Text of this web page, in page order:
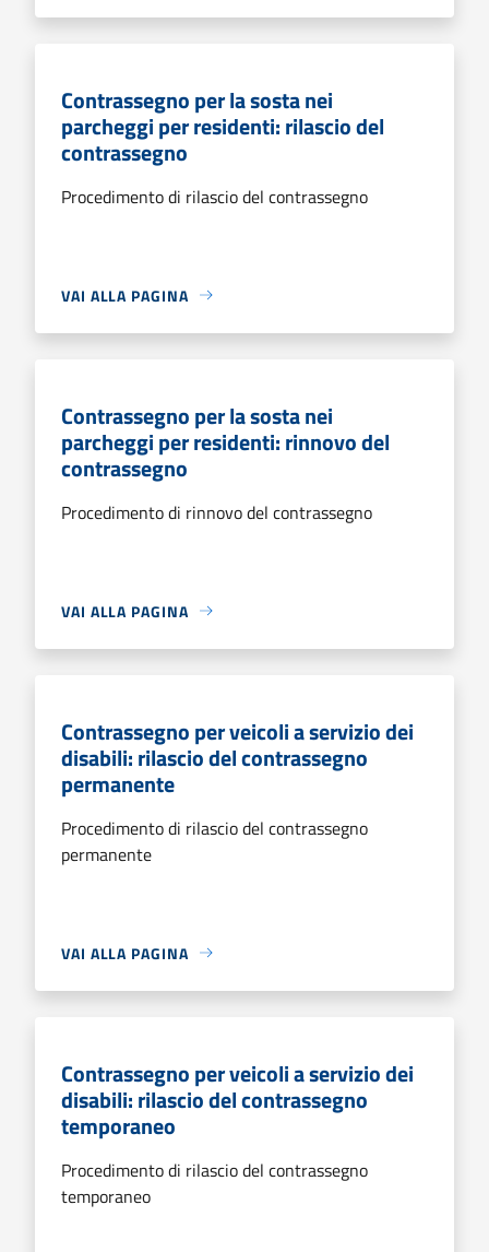
Contrassegno per la sosta nei
parcheggi per residenti: rilascio del
contrassegno
Procedimento di rilascio del contrassegno
VAI ALLA PAGINA
Contrassegno per la sosta nei
parcheggi per residenti: rinnovo del
contrassegno
Procedimento di rinnovo del contrassegno
VAI ALLA PAGINA
Contrassegno per veicoli a servizio dei
disabili: rilascio del contrassegno
permanente
Procedimento di rilascio del contrassegno
permanente
VAI ALLA PAGINA
Contrassegno per veicoli a servizio dei
disabili: rilascio del contrassegno
temporaneo
Procedimento di rilascio del contrassegno
temporaneo